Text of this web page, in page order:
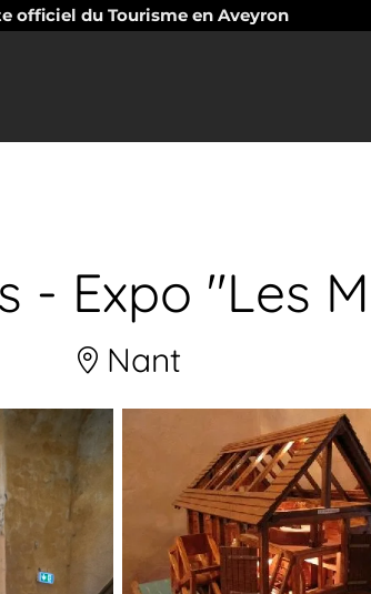
officiel du Tourisme en Aveyron
- Expo "Les
Nant